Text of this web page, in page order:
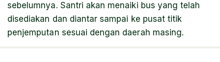
sebelumnya. Santri akan menaiki bus yang telah
disediakan dan diantar sampai ke pusat titik
penjemputan sesuai dengan daerah masing.